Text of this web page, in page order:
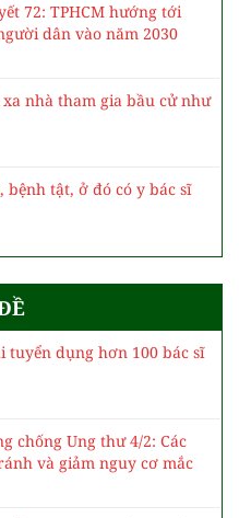
72: TPHCM hướng tới
dân vào năm 2030
nhà tham gia bầu cử như
bệnh tật, ở đó có y bác sĩ
tuyển dụng hơn 100 bác sĩ
chống Ung thư 4/2: Các
và giảm nguy cơ mắc